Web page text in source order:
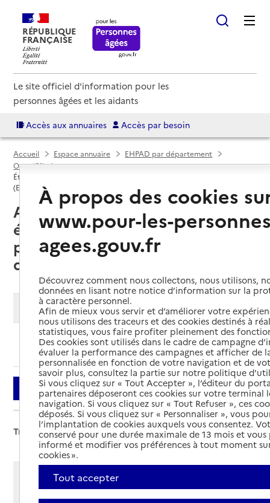
RÉPUBLIQUE
FRANÇAISE
Le site officiel d'information pour les
personnes âgées et les aidants
Accès aux annuaires Accès par besoin
Accueil Espace annuaire
EHPAD par département
Orne (61)
Établissement d'hébergement pour personnes âgées dépendantes
(EHPAD)
Argentan (61200) : liste des
établissements d'hébergement
pour personnes âgées
dépendantes (EHPAD)
Modifier ma recherche
Ajouter cette recherche aux favoris
Filtrer
Trier par :
Afficher les résultats par:
Mode liste
Mode carte
À propos des cookies
www.pour-les-
agees.gouv.fr
Découvrez comment nous collectons, nous utilisons,
données en lisant notre notice d’information sur la
à caractère personnel.
Afin de mieux vous servir et d’améliorer votre
nous utilisons des traceurs et des cookies destinés à
statistiques, vous faire profiter pleinement des
Des cookies sont utilisés dans le cadre de campagne
évaluer la performance des campagnes et afficher de
personnalisée en fonction de votre navigation et de
savoir plus, consultez la partie sur notre politique
Si vous cliquez sur « Tout Accepter », l’éditeur du
partenaires déposeront ces cookies sur votre terminal
navigation. Si vous cliquez sur « Tout Refuser », ces
déposés. Si vous cliquez sur « Personnaliser », vous
l’implantation de cookies auxquels vous consentez.
conservé pour une durée maximale de 13 mois et
informé et modifier vos préférences à tout moment
cookies ».
Tout accepter